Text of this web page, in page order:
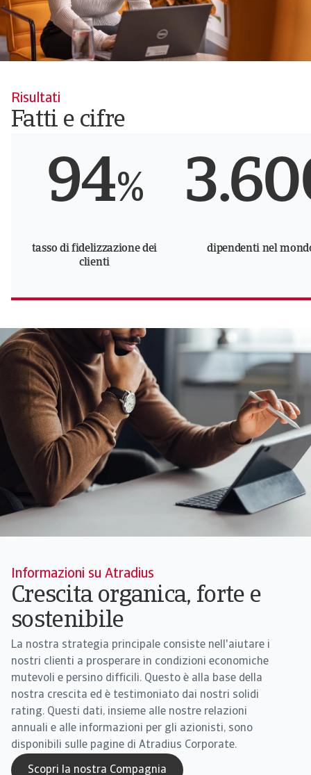
Risultati
Fatti e cifre
94%
tasso di fidelizzazione dei
clienti
dipendenti nel
Informazioni su Atradius
Crescita organica, forte e
sostenibile
La nostra strategia principale consiste nell'aiutare i
nostri clienti a prosperare in condizioni economiche
mutevoli e persino difficili. Questo è alla base della
nostra crescita ed è testimoniato dai nostri solidi
rating. Questi dati, insieme alle nostre relazioni
annuali e alle informazioni per gli azionisti, sono
disponibili sulle pagine di Atradius Corporate.
Scopri la nostra Compagnia